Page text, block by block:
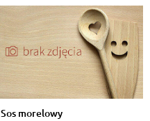
Sos morelowy